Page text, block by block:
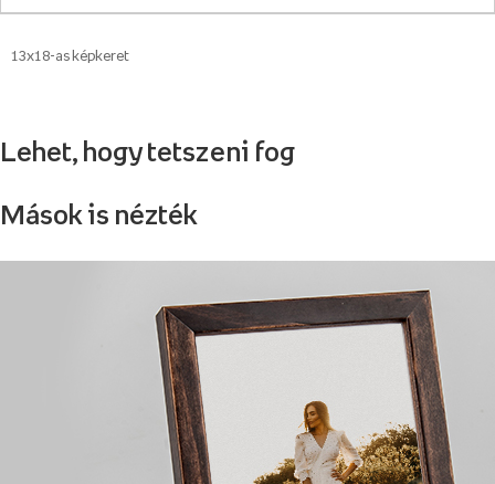
13x18-as képkeret
Lehet, hogy tetszeni fog
Mások is nézték